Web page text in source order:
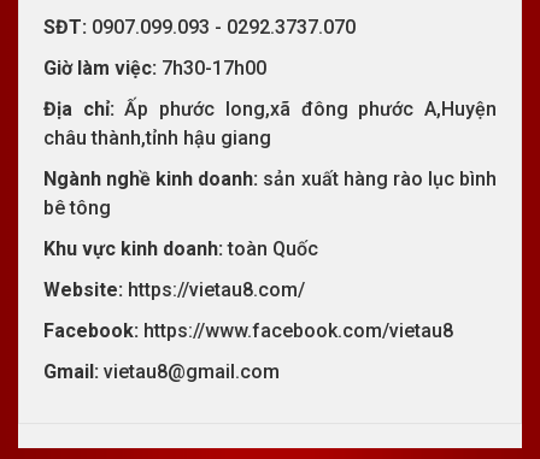
SĐT: 0907.099.093 - 0292.3737.070
Giờ làm việc: 7h30-17h00
Địa chỉ: Ấp phước long,xã đông phước A,Huyện
châu thành,tỉnh hậu giang
Ngành nghề kinh doanh: sản xuất hàng rào lục bình
bê tông
Khu vực kinh doanh: toàn Quốc
Website: https://vietau8.com/
Facebook: https://www.facebook.com/vietau8
Gmail: vietau8@gmail.com